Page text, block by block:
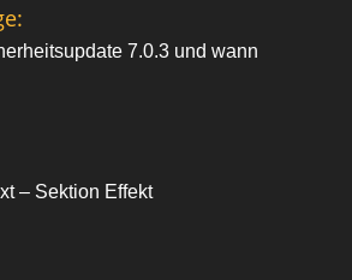
7.0.3 und wann
– Sektion Effekt